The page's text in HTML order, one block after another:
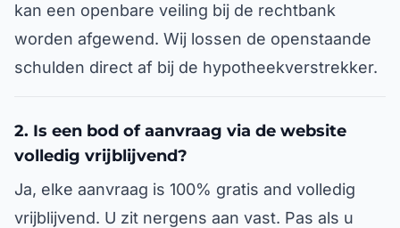
kan een openbare veiling bij de rechtbank
worden afgewend. Wij lossen de openstaande
schulden direct af bij de hypotheekverstrekker.
2. Is een bod of aanvraag via de website
volledig vrijblijvend?
Ja, elke aanvraag is 100% gratis and volledig
vrijblijvend. U zit nergens aan vast. Pas als u